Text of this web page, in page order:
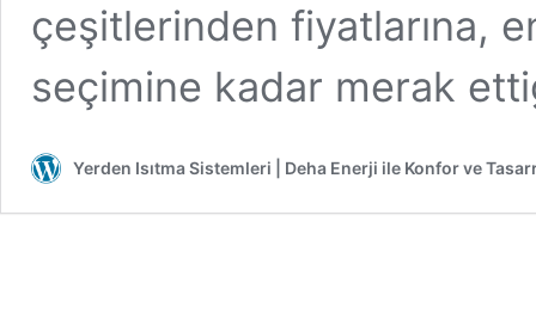
çeşitlerinden fiyatlarına,
seçimine kadar merak
Yerden Isıtma Sistemleri | Deha Enerji ile Konfor ve